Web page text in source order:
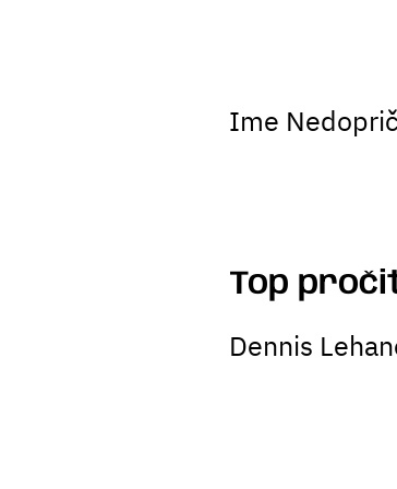
Ime
Top
Dennis